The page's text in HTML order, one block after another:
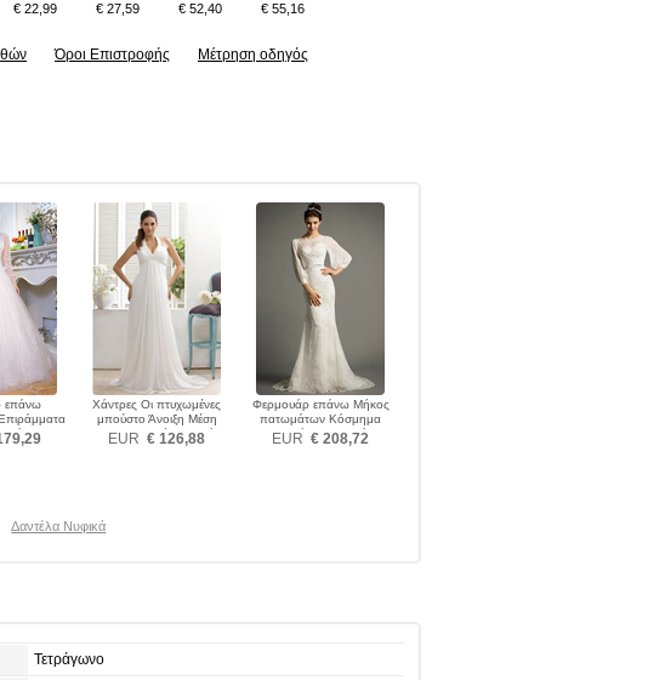
€ 22,99 € 27,59 € 52,40 € 55,16
Όροι Επιστροφής Μέτρηση οδηγός
επάνω
Χάντρες Οι πτυχωμένες
μπούστο Άνοιξη Μέση
αυτοκρατορία Νυφικά
EUR € 126,88
Φερμουάρ επάνω Μήκος
πατωμάτων Κόσμημα
Χειμώνας Νυφικά
EUR € 208,72
Δαντέλα Νυφικά
Τετράγωνο